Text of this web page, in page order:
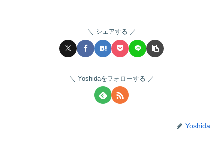
シェアする
Yoshidaをフォローする
Yoshida